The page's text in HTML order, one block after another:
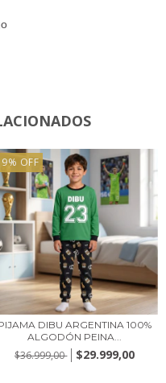
% OFF
DIBU ARGENTINA 100%
ALGODÓN PEINA...
$36.999,00 $29.999,00